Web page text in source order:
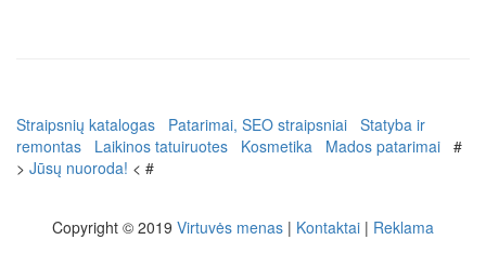
Straipsnių katalogas Patarimai, SEO straipsniai Statyba ir
remontas
Laikinos tatuiruotes Kosmetika Mados patarimai #
> Jūsų nuoroda! < #
Copyright © 2019 Virtuvės menas | Kontaktai | Reklama